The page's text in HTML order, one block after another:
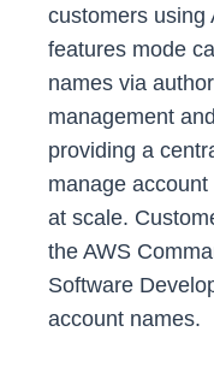
customers using
features mode
names via
management
providing a
manage
at scale.
the AWS
Software
account names.